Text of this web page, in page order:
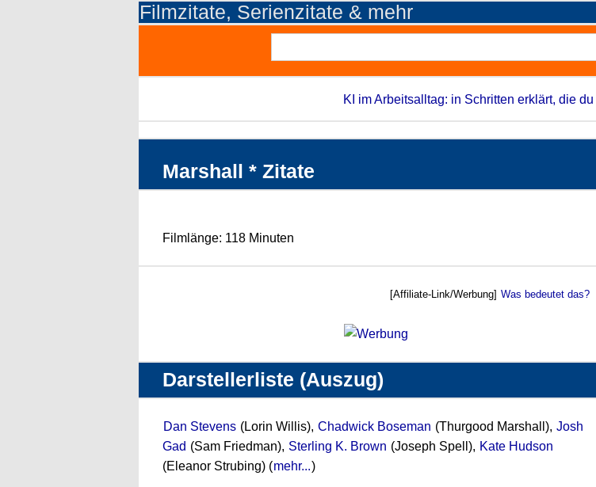
Filmzitate, Serienzitate & mehr
KI im Arbeitsalltag: in Schritten erklärt, die
Marshall * Zitate
Filmlänge: 118 Minuten
[Affiliate-Link/Werbung] Was bedeutet das?
Darstellerliste (Auszug)
Dan Stevens (Lorin Willis), Chadwick Boseman (Thurgood Marshall), Josh
Gad (Sam Friedman), Sterling K. Brown (Joseph Spell), Kate Hudson
(Eleanor Strubing) (mehr...)